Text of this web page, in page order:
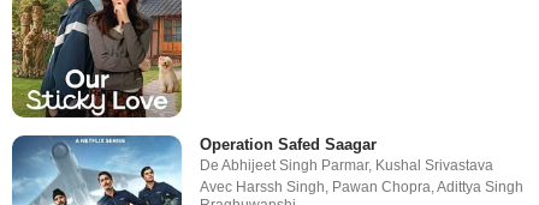
Operation Safed Saagar
DeAbhijeet Singh Parmar, Kushal Srivastava
Avec Harssh Singh Pawan Chopra ,Adittya Singh